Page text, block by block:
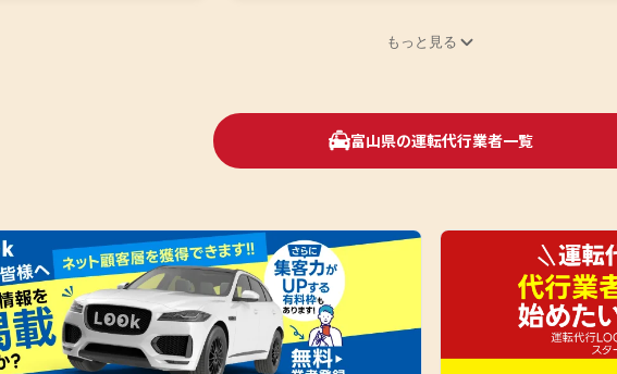
もっと見る
富山県の運転代行業者一覧